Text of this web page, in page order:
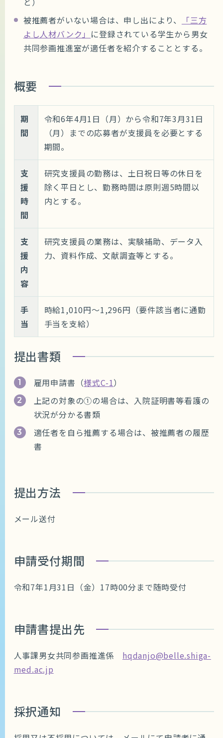
被推薦者がいない場合は、申し出により、
「三方
よし人材バンク」 に登録されている学生から男女
共同参画推進室が適任者を紹介することとする。
概要
期
間
令和6年4月1日（月）から令和7年3月31日
（月）までの応募者が支援員を必要とする
期間。
支
援
時
間
研究支援員の勤務は、土日祝日等の休日を
除く平日とし、勤務時間は原則週5時間以
内とする。
支
援
内
容
研究支援員の業務は、実験補助、データ入
力、資料作成、文献調査等とする。
手
当
時給1,010円～1,296円（要件該当者に通勤
手当を支給）
提出書類
雇用申請書（様式C-1）
上記の対象の①の場合は、入院証明書等看護の
状況が分かる書類
適任者を自ら推薦する場合は、被推薦者の履歴
書
提出方法
メール送付
申請受付期間
令和7年1月31日（金）17時00分まで随時受付
申請書提出先
人事課男女共同参画推進係 hqdanjo@belle.shiga-
med.ac.jp
採択通知